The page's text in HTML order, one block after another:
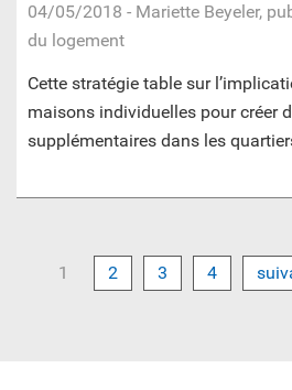
04/05/2018 - Mariette Beyeler,
du logement
Cette stratégie table sur
maisons individuelles pour créer
supplémentaires dans les
1 2 3 4